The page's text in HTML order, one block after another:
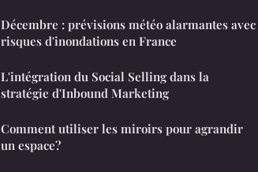
Décembre : prévisions météo alarmantes avec
risques d'inondations en France
L'intégration du Social Selling dans la
stratégie d'Inbound Marketing
Comment utiliser les miroirs pour agrandir
un espace?